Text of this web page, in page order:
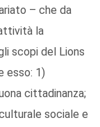
– che da
la
scopi del Lions
esso: 1)
cittadinanza;
sociale e